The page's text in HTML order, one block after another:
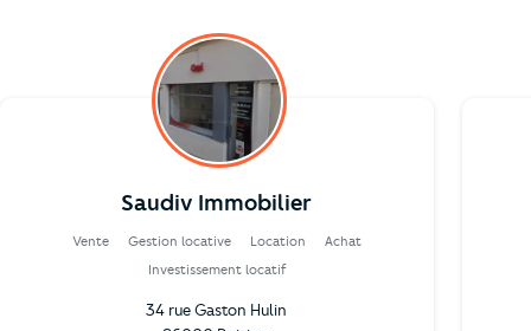
Saudiv Immobilier
Vente Gestion locative Location
Achat
Investissement locatif
34 rue Gaston Hulin